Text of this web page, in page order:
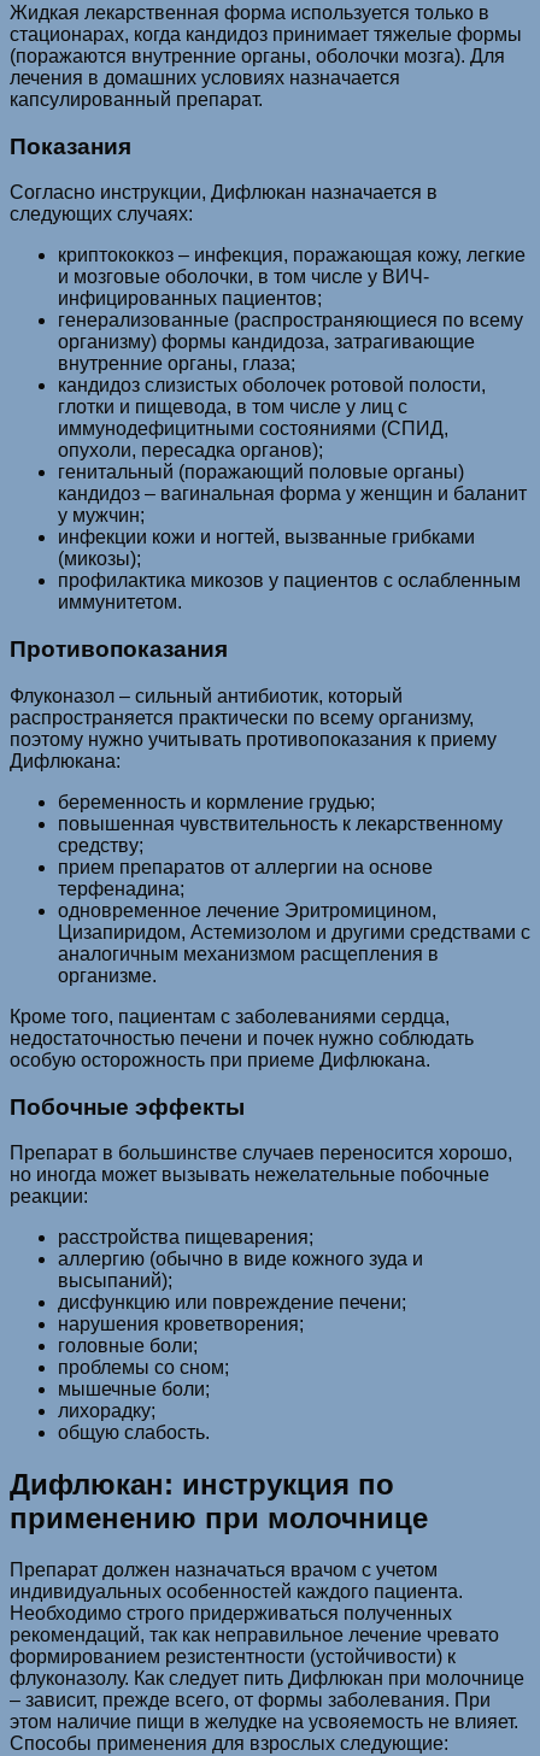
Жидкая лекарственная форма используется только в
стационарах, когда кандидоз принимает тяжелые формы
(поражаются внутренние органы, оболочки мозга). Для
лечения в домашних условиях назначается
капсулированный препарат.
Показания
Согласно инструкции, Дифлюкан назначается в
следующих случаях:
криптококкоз – инфекция, поражающая кожу, легкие
и мозговые оболочки, в том числе у ВИЧ-
инфицированных пациентов;
генерализованные (распространяющиеся по всему
организму) формы кандидоза, затрагивающие
внутренние органы, глаза;
кандидоз слизистых оболочек ротовой полости,
глотки и пищевода, в том числе у лиц с
иммунодефицитными состояниями (СПИД,
опухоли, пересадка органов);
генитальный (поражающий половые органы)
кандидоз – вагинальная форма у женщин и баланит
у мужчин;
инфекции кожи и ногтей, вызванные грибками
(микозы);
профилактика микозов у пациентов с ослабленным
иммунитетом.
Противопоказания
Флуконазол – сильный антибиотик, который
распространяется практически по всему организму,
поэтому нужно учитывать противопоказания к приему
Дифлюкана:
беременность и кормление грудью;
повышенная чувствительность к лекарственному
средству;
прием препаратов от аллергии на основе
терфенадина;
одновременное лечение Эритромицином,
Цизапиридом, Астемизолом и другими средствами с
аналогичным механизмом расщепления в
организме.
Кроме того, пациентам с заболеваниями сердца,
недостаточностью печени и почек нужно соблюдать
особую осторожность при приеме Дифлюкана.
Побочные эффекты
Препарат в большинстве случаев переносится хорошо,
но иногда может вызывать нежелательные побочные
реакции:
расстройства пищеварения;
аллергию (обычно в виде кожного зуда и
высыпаний);
дисфункцию или повреждение печени;
нарушения кроветворения;
головные боли;
проблемы со сном;
мышечные боли;
лихорадку;
общую слабость.
Дифлюкан: инструкция по
применению при молочнице
Препарат должен назначаться врачом с учетом
индивидуальных особенностей каждого пациента.
Необходимо строго придерживаться полученных
рекомендаций, так как неправильное лечение чревато
формированием резистентности (устойчивости) к
флуконазолу. Как следует пить Дифлюкан при молочнице
– зависит, прежде всего, от формы заболевания. При
этом наличие пищи в желудке на усвояемость не влияет.
Способы применения для взрослых следующие: